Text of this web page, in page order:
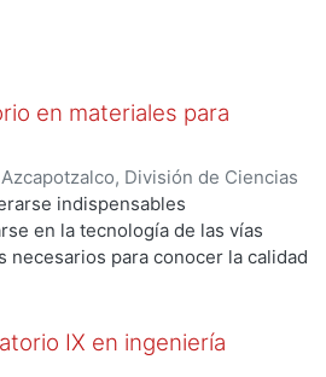
en materiales para
División de Ciencias
,1999)Domínguez Peña, René
Pedro;Almanza Hernández,
indispensables
en la tecnología de las vías
para conocer la calidad
grado de compactación, así como
parámetros que nos
IX en ingeniería